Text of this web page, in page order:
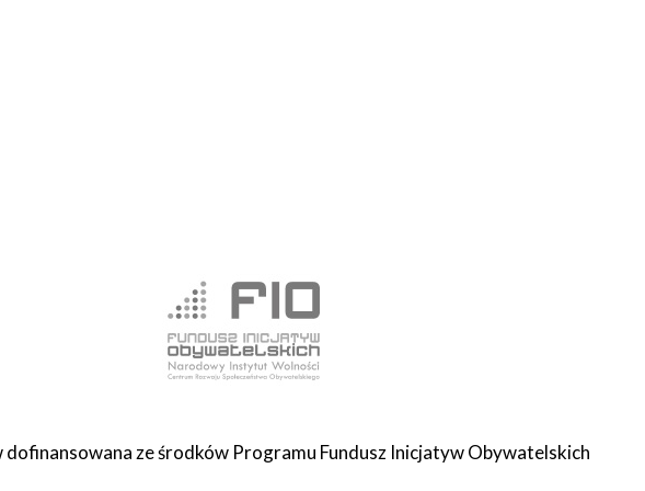
ze środków Programu Fundusz Inicjatyw Obywatelskich